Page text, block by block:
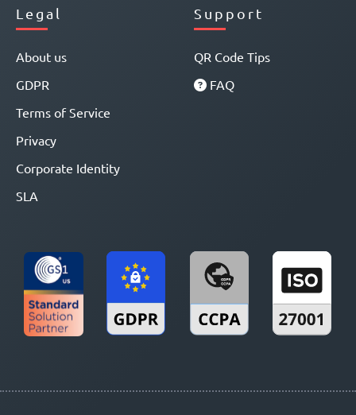
Legal
About us
GDPR
Terms of Service
Privacy
Corporate Identity
SLA
Support
QR Code Tips
FAQ